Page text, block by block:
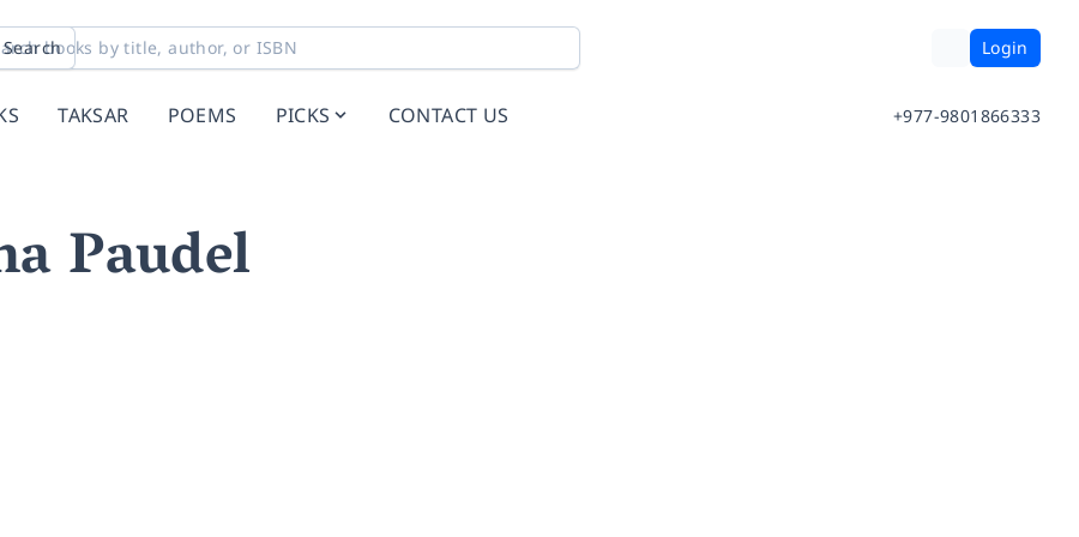
Search Login
TAKSAR POEMS PICKS CONTACT US +977-9801866333
Paudel